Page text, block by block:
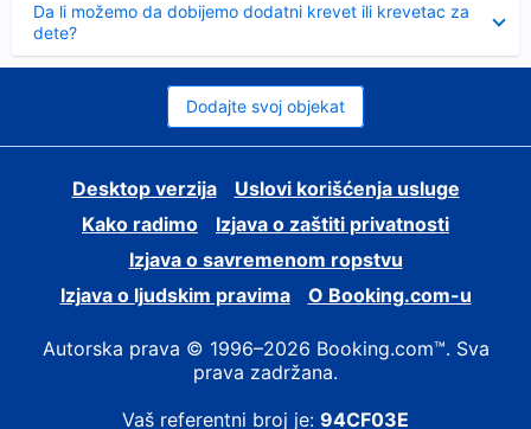
Da li možemo da dobijemo dodatni krevet ili krevetac za
dete?
Dodajte svoj objekat
Desktop verzija
Uslovi korišćenja usluge
Kako radimo
Izjava o zaštiti privatnosti
Izjava o savremenom ropstvu
Izjava o ljudskim pravima
О Booking.com-u
Autorska prava © 1996–2026 Booking.com™. Sva
prava zadržana.
Vaš referentni broj je: 94CF03E